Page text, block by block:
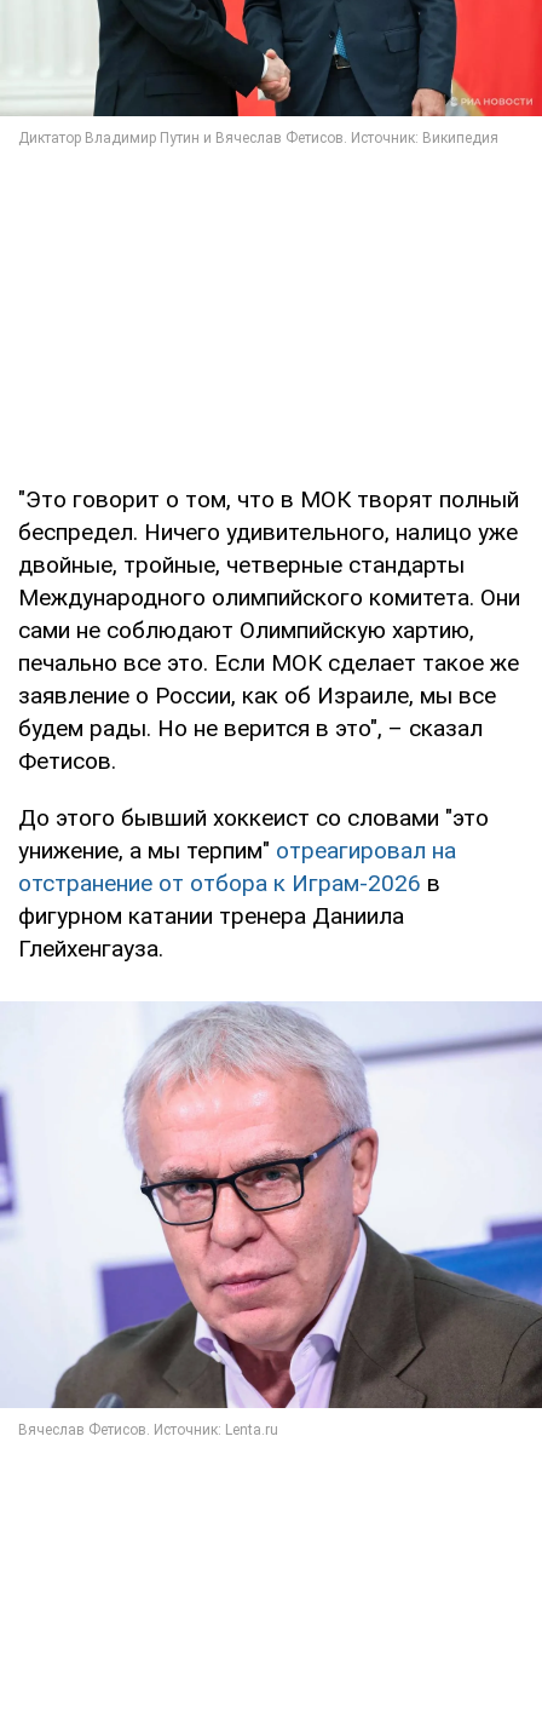
"Это говорит о том, что в МОК творят полный
беспредел. Ничего удивительного, налицо уже
двойные, тройные, четверные стандарты
Международного олимпийского комитета. Они
сами не соблюдают Олимпийскую хартию,
печально все это. Если МОК сделает такое же
заявление о России, как об Израиле, мы все
будем рады. Но не верится в это", – сказал
Фетисов.
До этого бывший хоккеист со словами "это
унижение, а мы терпим" отреагировал на
отстранение от отбора к Играм-2026 в
фигурном катании тренера Даниила
Глейхенгауза.